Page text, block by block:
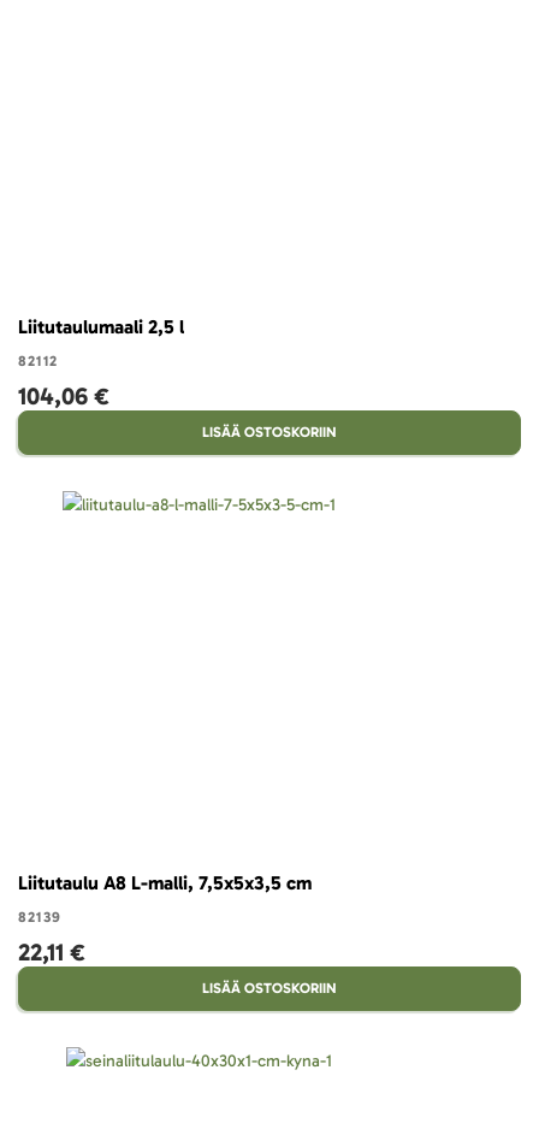
Liitutaulumaali 2,5 l
82112
104,06 €
LISÄÄ OSTOSKORIIN
Liitutaulu A8 L-malli, 7,5x5x3,5 cm
82139
22,11 €
LISÄÄ OSTOSKORIIN